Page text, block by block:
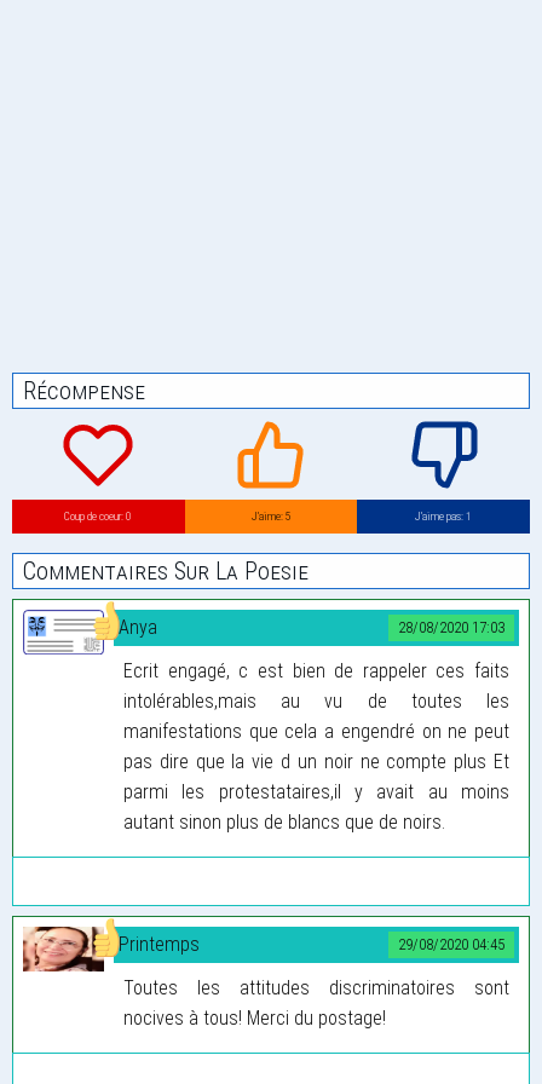
Récompense
Coup de coeur: 0 J’aime: 5 J’aime pas: 1
Commentaires Sur La Poesie
28/08/2020 17:03
Anya
Ecrit engagé, c est bien de rappeler ces faits
intolérables,mais au vu de toutes les
manifestations que cela a engendré on ne peut
pas dire que la vie d un noir ne compte plus Et
parmi les protestataires,il y avait au moins
autant sinon plus de blancs que de noirs.
29/08/2020 04:45
Printemps
Toutes les attitudes discriminatoires sont
nocives à tous! Merci du postage!